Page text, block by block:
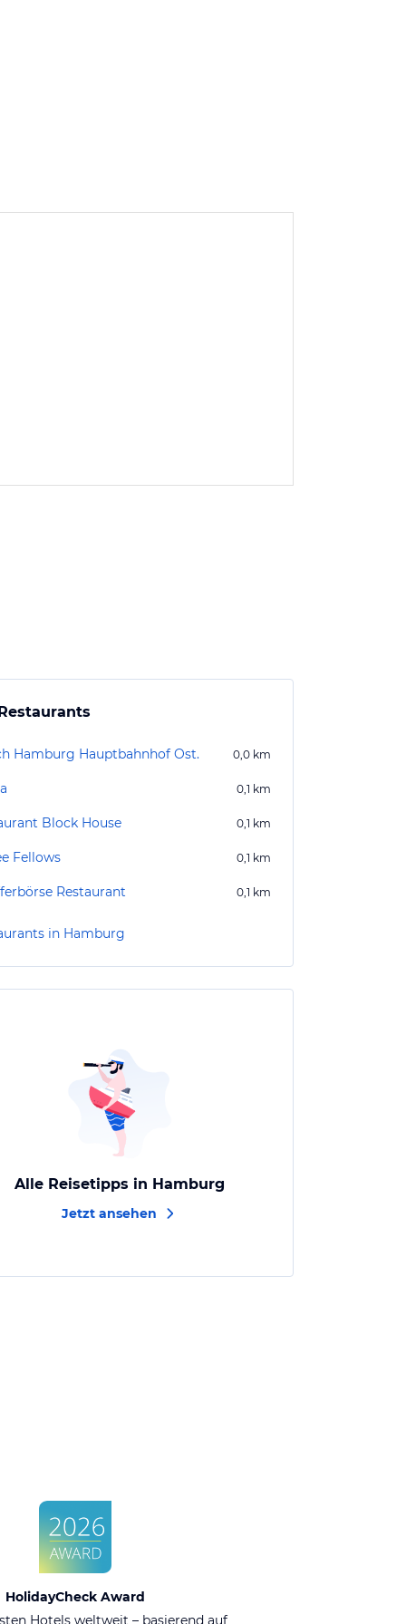
Hamburg Hauptbahnhof Ost. 0,0 km
0,1 km
Block House 0,1 km
Fellows 0,1 km
Restaurant 0,1 km
in Hamburg
Alle Reisetipps in Hamburg
Jetzt ansehen
HolidayCheck Award
Hotels weltweit – basierend auf